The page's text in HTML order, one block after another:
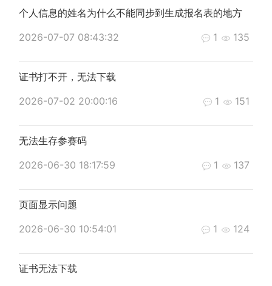
个人信息的姓名为什么不能同步到生成报名表的地方
2026-07-07 08:43:32
1 135
证书打不开，无法下载
2026-07-02 20:00:16
1 151
无法生存参赛码
2026-06-30 18:17:59
1 137
页面显示问题
2026-06-30 10:54:01
1 124
证书无法下载